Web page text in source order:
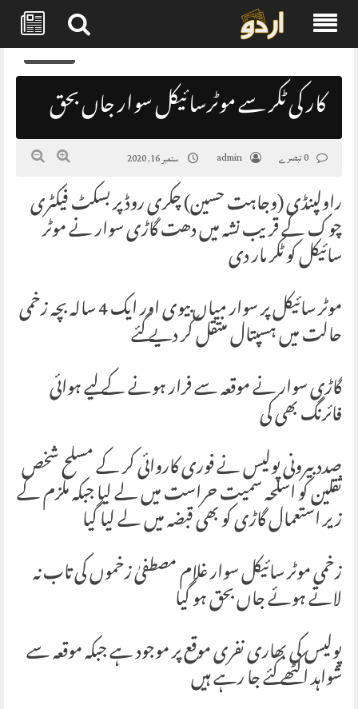
Skip
content
0
کار کی ٹکر سے موٹرسائیکل سوار جاں بحق
admin ستمبر 16, 2020
راولپنڈی (وجاہت حسین) چکری روڈ پر بسکٹ فیکٹری
چوک کے قریب نشہ میں دھت گاڑی سوار نے موٹر
سائیکل کو ٹکر مار دی
موٹر سائیکل پر سوار میاں بیوی اور ایک 4 سالہ بچہ زخمی
حالت میں ہسپتال منتقل کر دیے گئے
گاڑی سوار نے موقعہ سے فرار ہونے کے لیے ہوائی
فائرنگ بھی کی
صدد بیرونی پولیس نے فوری کاروائی کر کے مسلح شخص
ثقلین کو اسلحہ سمیت حراست میں لے لیا جبکہ ملزم کے
زیر استعمال گاڑی کو بھی قبضہ میں لے لیا گیا
زخمی موٹر سائیکل سوار غلام مصطفیٰ زخموں کی تاب نہ
لاتے ہوئے جاں بحق ہو گیا
پولیس کی بھاری نفری موقع پر موجود ہے جبکہ موقعہ سے
شواہد اکٹھے کئے جا رہے ہیں